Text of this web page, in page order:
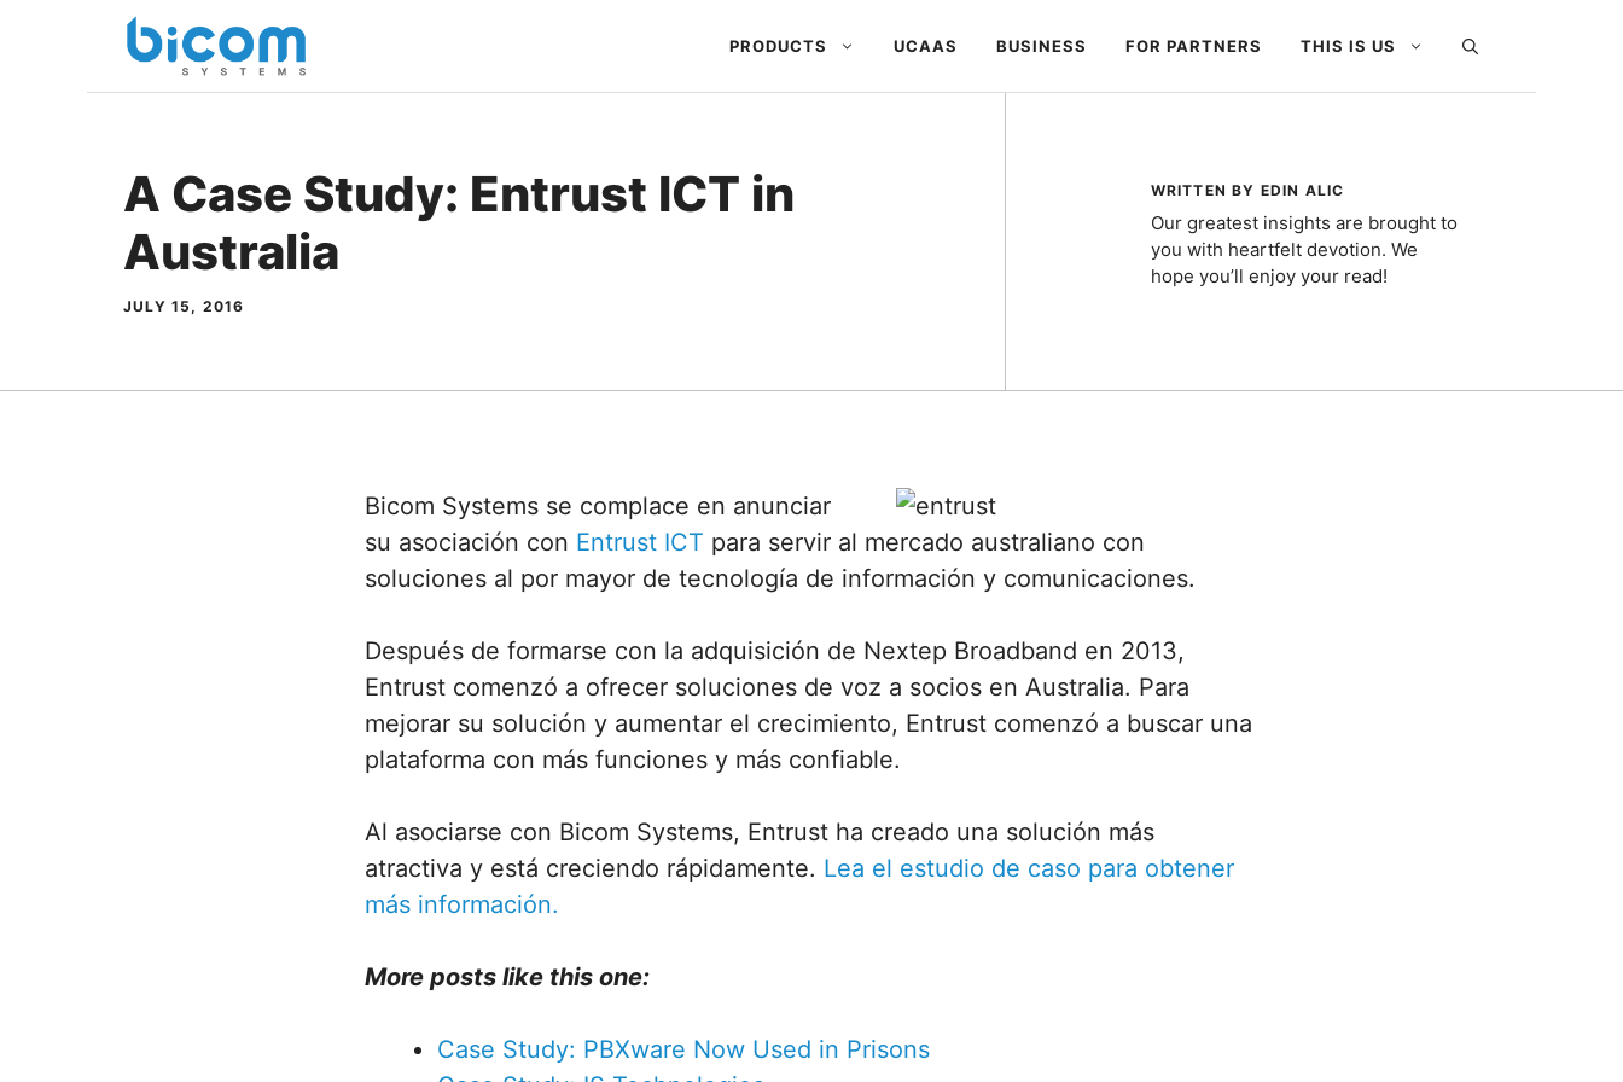
PRODUCTS UCAAS BUSINESS FOR PARTNERS THIS IS US
A Case Study: Entrust ICT in
Australia
JULY 15, 2016
WRITTEN BY EDIN ALIC
Our greatest insights are brought to
you with heartfelt devotion. We
hope you’ll enjoy your read!
Bicom Systems se complace en anunciar
su asociación con Entrust ICT para servir al mercado australiano con
soluciones al por mayor de tecnología de información y comunicaciones.
Después de formarse con la adquisición de Nextep Broadband en 2013,
Entrust comenzó a ofrecer soluciones de voz a socios en Australia. Para
mejorar su solución y aumentar el crecimiento, Entrust comenzó a buscar una
plataforma con más funciones y más confiable.
Al asociarse con Bicom Systems, Entrust ha creado una solución más
atractiva y está creciendo rápidamente. Lea el estudio de caso para obtener
más información.
More posts like this one:
Case Study: PBXware Now Used in Prisons